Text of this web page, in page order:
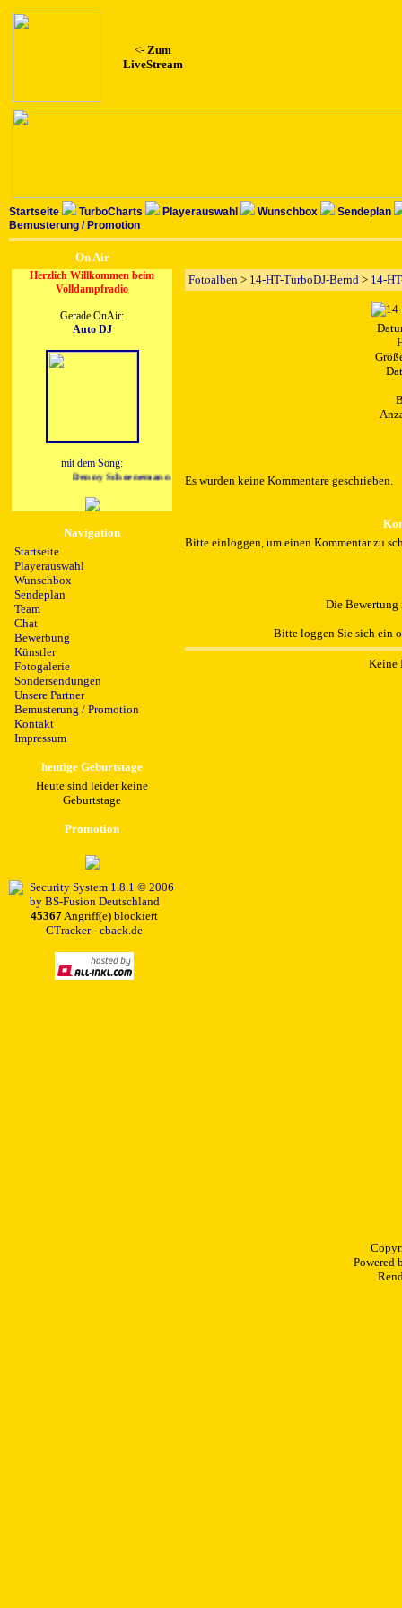
<- Zum
LiveStream
Startseite TurboCharts Playerauswahl Wunschbox
Sendeplan
Bemusterung / Promotion
On Air
Herzlich Willkommen beim
Volldampfradio
Gerade OnAir:
Auto DJ
mit dem Song:
Denny Schoenemann - Zimmer Nr .1 (Candlelight Version)
Navigation
Startseite
Playerauswahl
Wunschbox
Sendeplan
Team
Chat
Bewerbung
Künstler
Fotogalerie
Sondersendungen
Unsere Partner
Bemusterung / Promotion
Kontakt
Impressum
heutige Geburtstage
Heute sind leider keine
Geburtstage
Promotion
45367Angriff(e) blockiert
CTracker - cback.de
Fotoalben > 14-HT-TurboDJ-Bernd > 14-
Es wurden keine Kommentare geschrieben.
Bitte einloggen, um einen Kommentar zu
Die
Bitte loggen Sie sich ein
Keine
Powered